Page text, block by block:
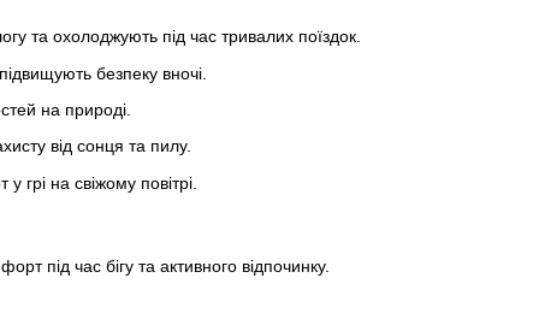
та охолоджують під час тривалих поїздок.
безпеку вночі.
на природі.
від сонця та пилу.
на свіжому повітрі.
під час бігу та активного відпочинку.